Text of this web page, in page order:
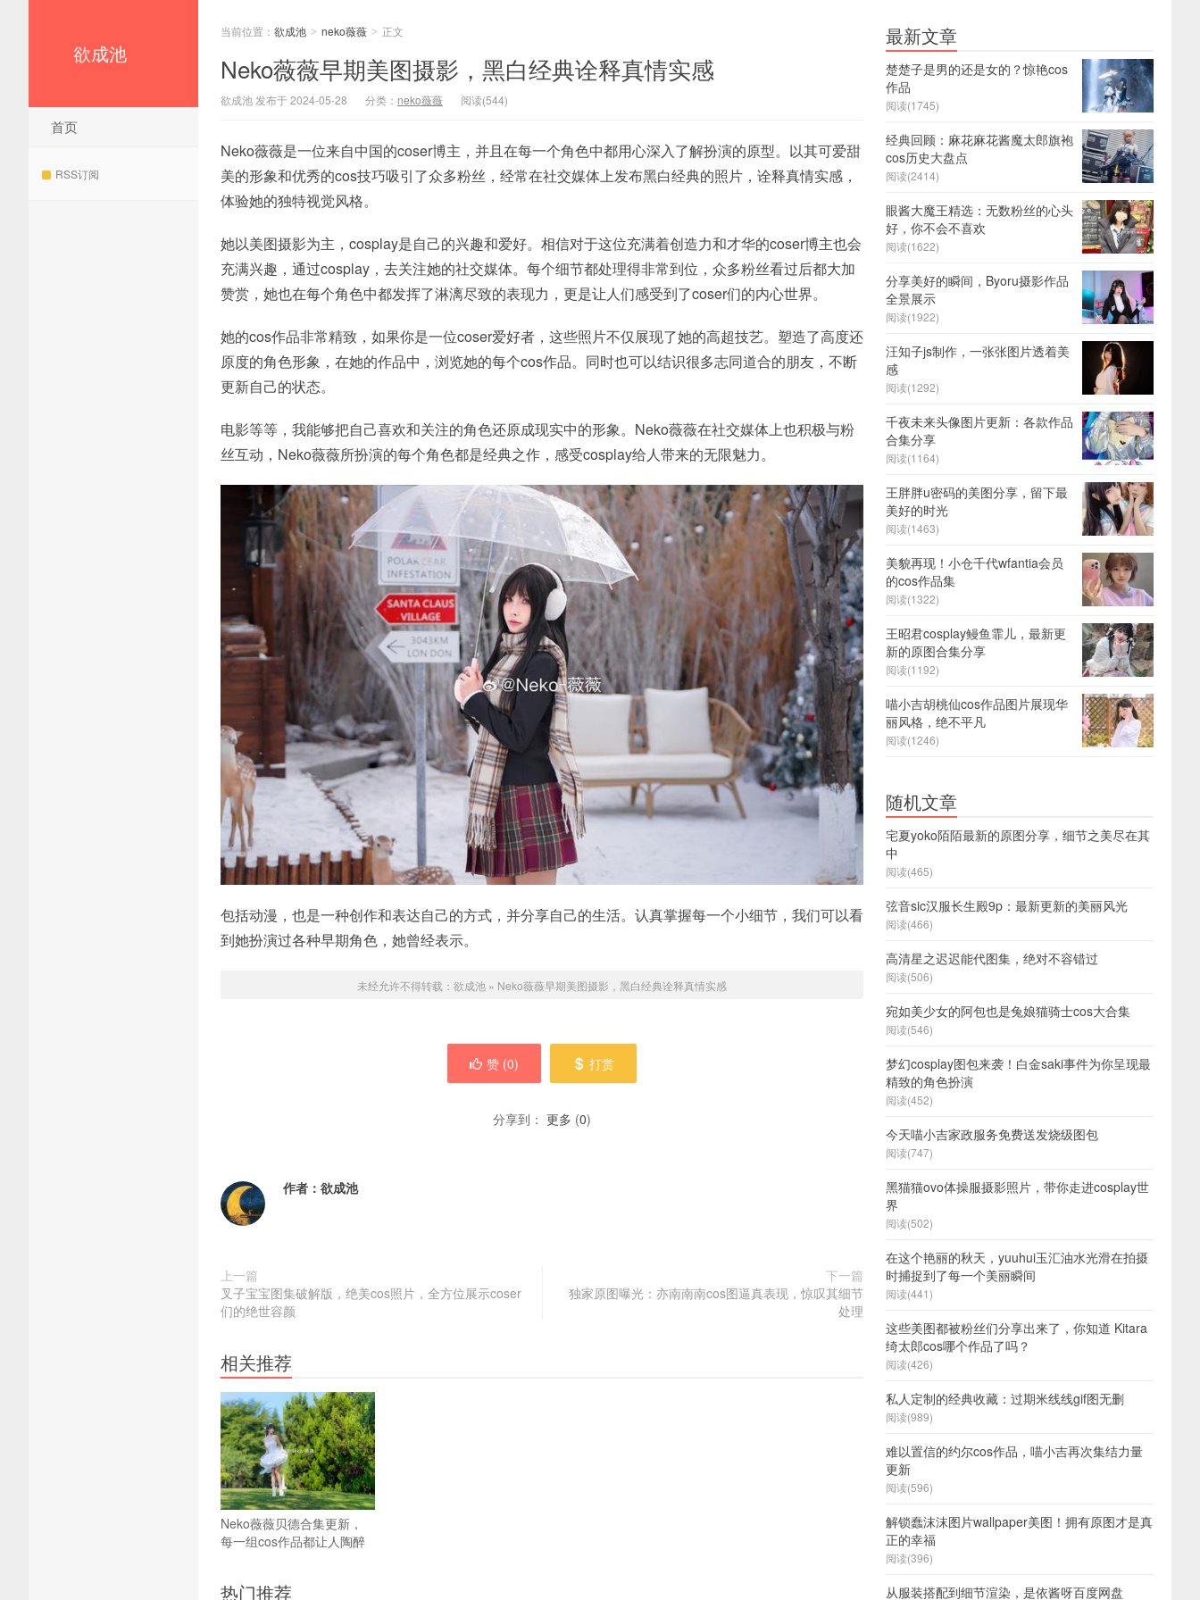
欲成池
首页
RSS订阅
当前位置： 欲成池 > neko薇薇 > 正文
Neko薇薇早期美图摄影，黑白经典诠释真情实感
欲成池 发布于 2024-05-28 分类： neko薇薇 阅读(544)
Neko薇薇是一位来自中国的coser博主，并且在每一个角色中都用心深入了解扮演的原型。以其可爱甜
美的形象和优秀的cos技巧吸引了众多粉丝，经常在社交媒体上发布黑白经典的照片，诠释真情实感，
体验她的独特视觉风格。
她以美图摄影为主，cosplay是自己的兴趣和爱好。相信对于这位充满着创造力和才华的coser博主也会
充满兴趣，通过cosplay，去关注她的社交媒体。每个细节都处理得非常到位，众多粉丝看过后都大加
赞赏，她也在每个角色中都发挥了淋漓尽致的表现力，更是让人们感受到了coser们的内心世界。
她的cos作品非常精致，如果你是一位coser爱好者，这些照片不仅展现了她的高超技艺。塑造了高度还
原度的角色形象，在她的作品中，浏览她的每个cos作品。同时也可以结识很多志同道合的朋友，不断
更新自己的状态。
电影等等，我能够把自己喜欢和关注的角色还原成现实中的形象。Neko薇薇在社交媒体上也积极与粉
丝互动，Neko薇薇所扮演的每个角色都是经典之作，感受cosplay给人带来的无限魅力。
包括动漫，也是一种创作和表达自己的方式，并分享自己的生活。认真掌握每一个小细节，我们可以看
到她扮演过各种早期角色，她曾经表示。
未经允许不得转载： 欲成池 » Neko薇薇早期美图摄影，黑白经典诠释真情实感
赞 (0) 打赏
分享到： 更多 (0)
作者： 欲成池
上一篇
叉子宝宝图集破解版，绝美cos照片，全方位展示coser
们的绝世容颜
下一篇
独家原图曝光：亦南南南cos图逼真表现，惊叹其细节
处理
相关推荐
Neko薇薇贝德合集更新，
每一组cos作品都让人陶醉
热门推荐
最新文章
楚楚子是男的还是女的？惊艳cos
作品
阅读(1745)
经典回顾：麻花麻花酱魔太郎旗袍
cos历史大盘点
阅读(2414)
眼酱大魔王精选：无数粉丝的心头
好，你不会不喜欢
阅读(1622)
分享美好的瞬间，Byoru摄影作品
全景展示
阅读(1922)
汪知子js制作，一张张图片透着美
感
阅读(1292)
千夜未来头像图片更新：各款作品
合集分享
阅读(1164)
王胖胖u密码的美图分享，留下最
美好的时光
阅读(1463)
美貌再现！小仓千代wfantia会员
的cos作品集
阅读(1322)
王昭君cosplay鳗鱼霏儿，最新更
新的原图合集分享
阅读(1192)
喵小吉胡桃仙cos作品图片展现华
丽风格，绝不平凡
阅读(1246)
随机文章
宅夏yoko陌陌最新的原图分享，细节之美尽在其
中
阅读(465)
弦音sic汉服长生殿9p：最新更新的美丽风光
阅读(466)
高清星之迟迟能代图集，绝对不容错过
阅读(506)
宛如美少女的阿包也是兔娘猫骑士cos大合集
阅读(546)
梦幻cosplay图包来袭！白金saki事件为你呈现最
精致的角色扮演
阅读(452)
今天喵小吉家政服务免费送发烧级图包
阅读(747)
黑猫猫ovo体操服摄影照片，带你走进cosplay世
界
阅读(502)
在这个艳丽的秋天，yuuhui玉汇油水光滑在拍摄
时捕捉到了每一个美丽瞬间
阅读(441)
这些美图都被粉丝们分享出来了，你知道 Kitara
绮太郎cos哪个作品了吗？
阅读(426)
私人定制的经典收藏：过期米线线gif图无删
阅读(989)
难以置信的约尔cos作品，喵小吉再次集结力量
更新
阅读(596)
解锁蠢沫沫图片wallpaper美图！拥有原图才是真
正的幸福
阅读(396)
从服装搭配到细节渲染，是依酱呀百度网盘